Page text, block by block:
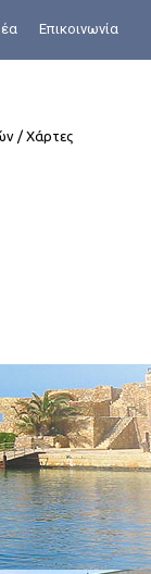
Επικοινωνία
/ Χάρτες